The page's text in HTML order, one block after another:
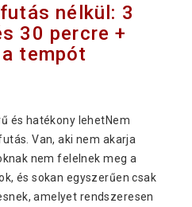
nélkül: 3
30 percre +
tempót
és hatékony lehetNem
Van, aki nem akarja
nem felelnek meg a
és sokan egyszerűen csak
amelyet rendszeresen